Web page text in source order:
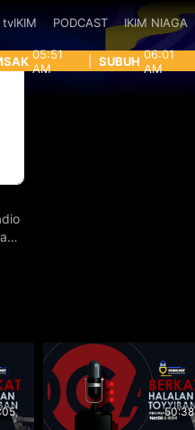
tvIKIM PODCAST IKIM NIAGA
05:51
AM
SUBUH 06:01
AM
50:38